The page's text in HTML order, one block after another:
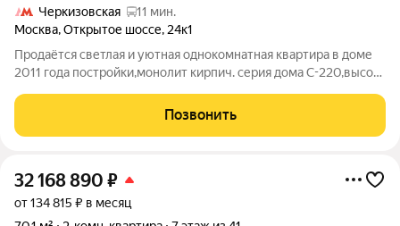
Черкизовская
11 мин.
Москва,Открытое шоссе, 24к1
Продаётся светлая и уютная однокомнатная квартира в доме
2011 года постройки,монолит кирпич. серия дома С-220,высота
кв.м; кухня 8.9 кв.м с большим застеклённым балконом. в
квартире выполнен
Позвонить
32 168 890 ₽
от 134 815 ₽ в месяц